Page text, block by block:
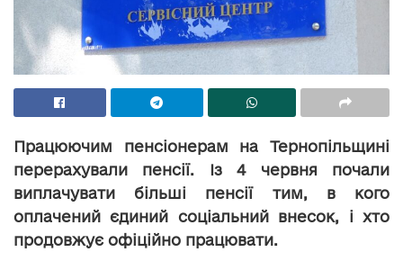
Працюючим пенсіонерам на Тернопільщині
перерахували пенсії. Із 4 червня почали
виплачувати більші пенсії тим, в кого
оплачений єдиний соціальний внесок, і хто
продовжує офіційно працювати.